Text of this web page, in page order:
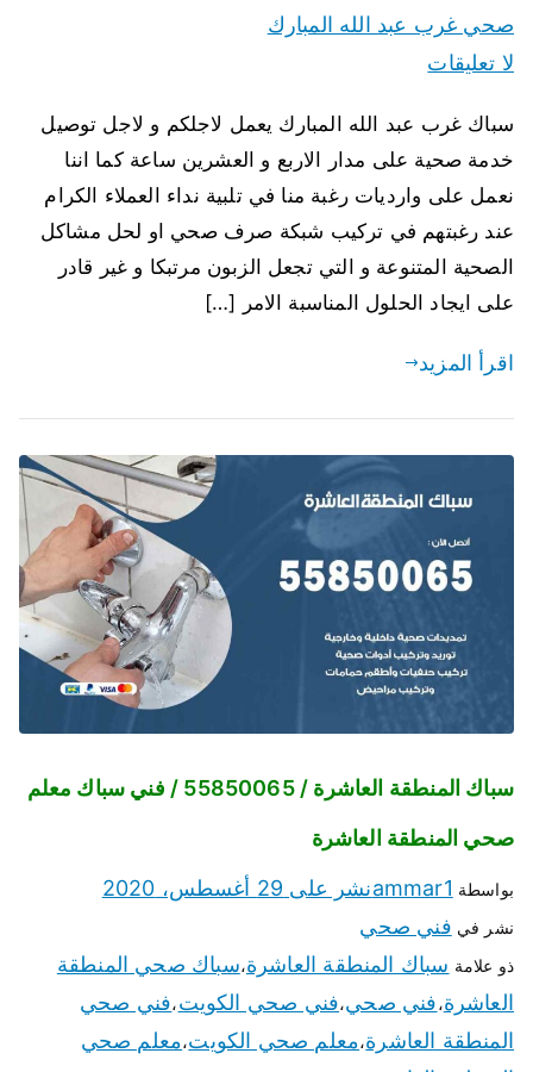
صحي غرب عبد الله المبارك
لا تعليقات
سباك غرب عبد الله المبارك يعمل لاجلكم و لاجل توصيل
خدمة صحية على مدار الاربع و العشرين ساعة كما اننا
نعمل على وارديات رغبة منا في تلبية نداء العملاء الكرام
عند رغبتهم في تركيب شبكة صرف صحي او لحل مشاكل
الصحية المتنوعة و التي تجعل الزبون مرتبكا و غير قادر
على ايجاد الحلول المناسبة الامر […]
اقرأ المزيد
سباك المنطقة العاشرة / 55850065 / فني سباك معلم
صحي المنطقة العاشرة
بواسطة ammar1نشر على 29 أغسطس، 2020
نشر في فني صحي
ذو علامة سباك المنطقة العاشرة،سباك صحي المنطقة
العاشرة،فني صحي،فني صحي الكويت،فني صحي
المنطقة العاشرة،معلم صحي الكويت،معلم صحي